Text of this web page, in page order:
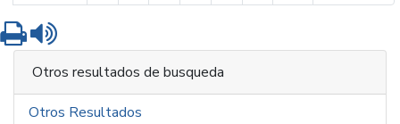
Imprimir
Otros resultados de busqueda
Otros Resultados